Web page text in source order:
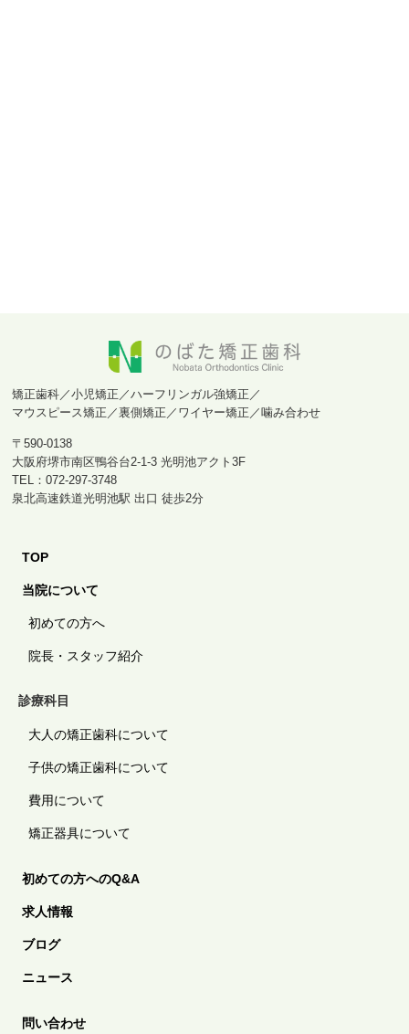
矯正歯科／小児矯正／ハーフリンガル強矯正／
マウスピース矯正／裏側矯正／ワイヤー矯正／噛み合わせ
〒590-0138
大阪府堺市南区鴨谷台2-1-3 光明池アクト3F
TEL：072-297-3748
泉北高速鉄道光明池駅 出口 徒歩2分
TOP
当院について
初めての方へ
院長・スタッフ紹介
診療科目
大人の矯正歯科について
子供の矯正歯科について
費用について
矯正器具について
初めての方へのQ&A
求人情報
ブログ
ニュース
問い合わせ